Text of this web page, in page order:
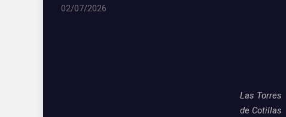
02/07/2026
Las Torres
de Cotillas